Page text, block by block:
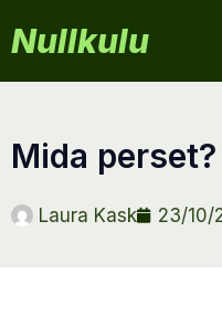
Nullkulu
mida perset?
Laura Kask 23/10/